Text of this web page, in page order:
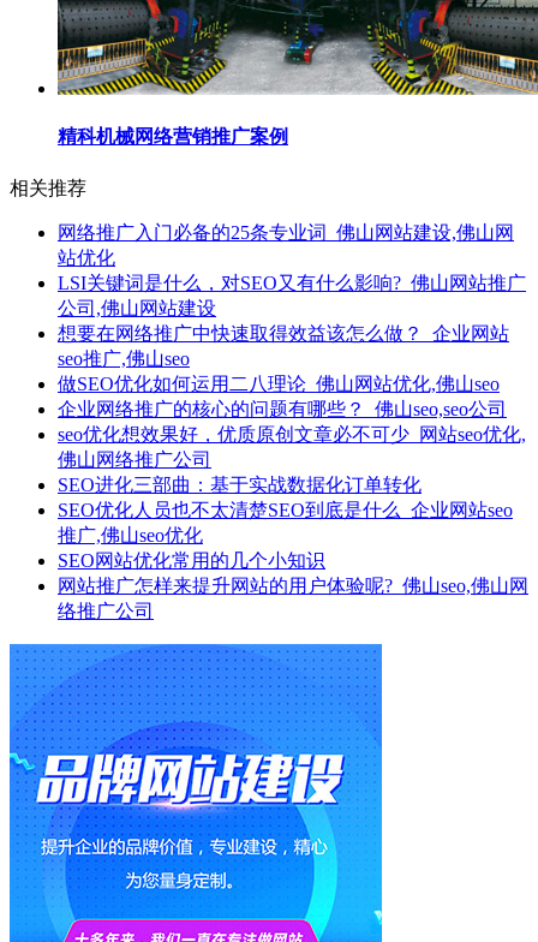
精科机械网络营销推广案例
相关推荐
网络推广入门必备的25条专业词_佛山网站建设,佛山网
站优化
LSI关键词是什么，对SEO又有什么影响?_佛山网站推广
公司,佛山网站建设
想要在网络推广中快速取得效益该怎么做？_企业网站
seo推广,佛山seo
做SEO优化如何运用二八理论_佛山网站优化,佛山seo
企业网络推广的核心的问题有哪些？_佛山seo,seo公司
seo优化想效果好，优质原创文章必不可少_网站seo优化,
佛山网络推广公司
SEO进化三部曲：基于实战数据化订单转化
SEO优化人员也不太清楚SEO到底是什么_企业网站seo
推广,佛山seo优化
SEO网站优化常用的几个小知识
网站推广怎样来提升网站的用户体验呢?_佛山seo,佛山网
络推广公司